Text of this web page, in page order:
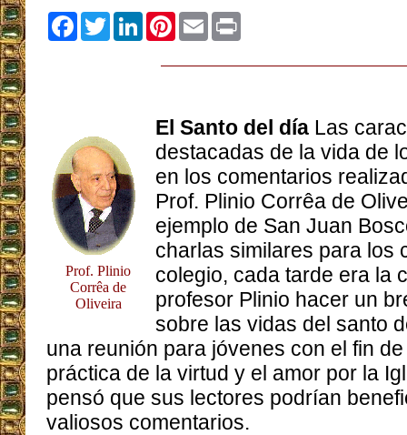
Facebook
TwitterLinkedInPinterest
Email
Prof. Plinio
Corrêa de
Oliveira
El Santo del día Las
destacadas de la vida de
en los comentarios
Prof. Plinio Corrêa de
ejemplo de San Juan
charlas similares para los
colegio, cada tarde era la
profesor Plinio hacer un
sobre las vidas del santo
una reunión para jóvenes con el fin
práctica de la virtud y el amor por la
pensó que sus lectores podrían
valiosos comentarios.